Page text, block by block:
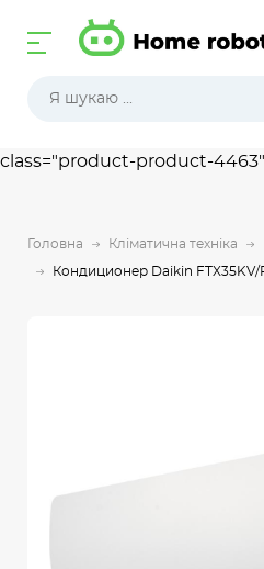
class="product-product-
Головна Кліматична техніка
Кондиционер Daikin FTX35KV/